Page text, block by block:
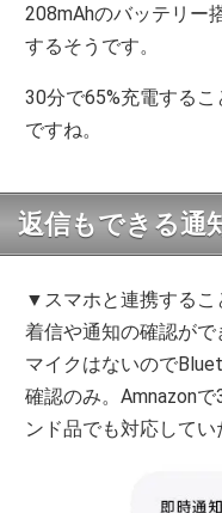
208mAhのバッテリー
するそうです。
30分で65%充電する
ですね。
返信もできる通
▼スマホと連携するこ
着信や通知の確認がで
マイクはないので
確認のみ。Amnazon
ンド品でも対応して